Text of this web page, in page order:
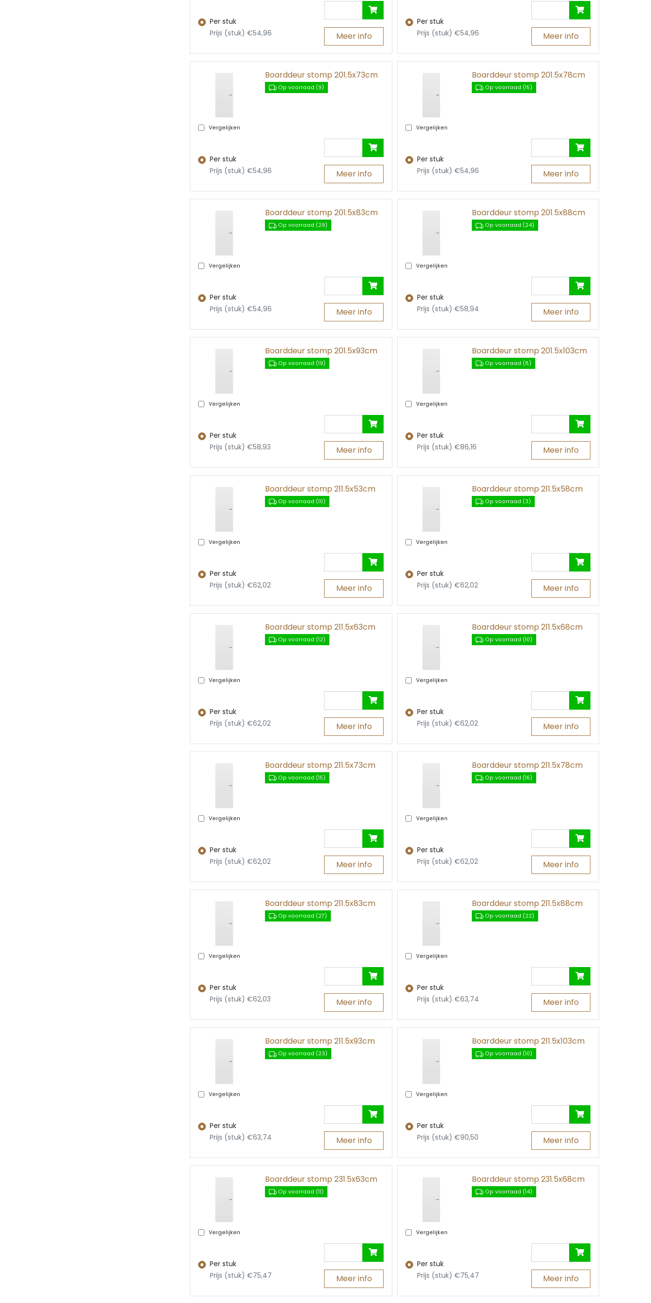
Per stuk
Prijs (stuk) €54,96
Meer info
Per stuk
Prijs (stuk) €54,96
Meer info
Vergelijken
Boarddeur stomp 201.5x73cm
Op voorraad (9)
Per stuk
Prijs (stuk) €54,96
Meer info
Vergelijken
Boarddeur stomp 201.5x78cm
Op voorraad (15)
Per stuk
Prijs (stuk) €54,96
Meer info
Vergelijken
Boarddeur stomp 201.5x83cm
Op voorraad (29)
Per stuk
Prijs (stuk) €54,96
Meer info
Vergelijken
Boarddeur stomp 201.5x88cm
Op voorraad (24)
Per stuk
Prijs (stuk) €58,94
Meer info
Vergelijken
Boarddeur stomp 201.5x93cm
Op voorraad (19)
Per stuk
Prijs (stuk) €58,93
Meer info
Vergelijken
Boarddeur stomp 201.5x103cm
Op voorraad (8)
Per stuk
Prijs (stuk) €86,16
Meer info
Vergelijken
Boarddeur stomp 211.5x53cm
Op voorraad (10)
Per stuk
Prijs (stuk) €62,02
Meer info
Vergelijken
Boarddeur stomp 211.5x58cm
Op voorraad (3)
Per stuk
Prijs (stuk) €62,02
Meer info
Vergelijken
Boarddeur stomp 211.5x63cm
Op voorraad (12)
Per stuk
Prijs (stuk) €62,02
Meer info
Vergelijken
Boarddeur stomp 211.5x68cm
Op voorraad (10)
Per stuk
Prijs (stuk) €62,02
Meer info
Vergelijken
Boarddeur stomp 211.5x73cm
Op voorraad (15)
Per stuk
Prijs (stuk) €62,02
Meer info
Vergelijken
Boarddeur stomp 211.5x78cm
Op voorraad (16)
Per stuk
Prijs (stuk) €62,02
Meer info
Vergelijken
Boarddeur stomp 211.5x83cm
Op voorraad (27)
Per stuk
Prijs (stuk) €62,03
Meer info
Vergelijken
Boarddeur stomp 211.5x88cm
Op voorraad (22)
Per stuk
Prijs (stuk) €63,74
Meer info
Vergelijken
Boarddeur stomp 211.5x93cm
Op voorraad (23)
Per stuk
Prijs (stuk) €63,74
Meer info
Vergelijken
Boarddeur stomp 211.5x103cm
Op voorraad (10)
Per stuk
Prijs (stuk) €90,50
Meer info
Vergelijken
Boarddeur stomp 231.5x63cm
Op voorraad (11)
Per stuk
Prijs (stuk) €75,47
Meer info
Vergelijken
Boarddeur stomp 231.5x68cm
Op voorraad (14)
Per stuk
Prijs (stuk) €75,47
Meer info